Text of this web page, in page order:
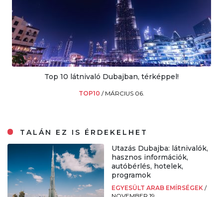
Top 10 látnivaló Dubajban, térképpel!
TOP10 / MÁRCIUS 06.
TALÁN EZ IS ÉRDEKELHET
Utazás Dubajba: látnivalók,
hasznos információk,
autóbérlés, hotelek,
programok
EGYESÜLT ARAB EMÍRSÉGEK /